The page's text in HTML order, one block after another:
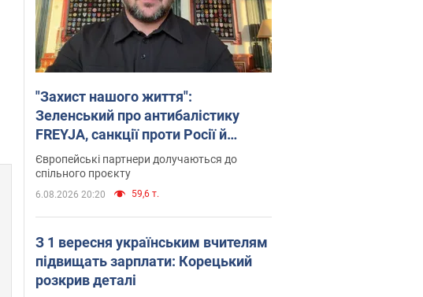
"Захист нашого життя":
Зеленський про антибалістику
FREYJA, санкції проти Росії й
підтримку аграріїв. Відео
Європейські партнери долучаються до
спільного проєкту
6.08.2026 20:20 59,6 т.
З 1 вересня українським вчителям
підвищать зарплати: Корецький
розкрив деталі